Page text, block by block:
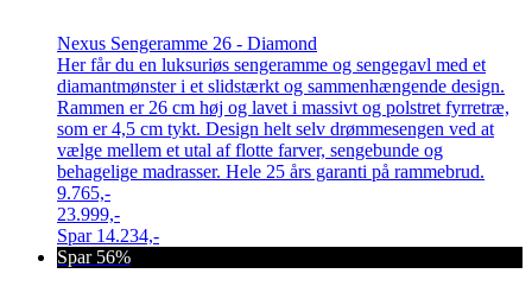
Nexus Sengeramme 26 - Diamond
Her får du en luksuriøs sengeramme og sengegavl med et
diamantmønster i et slidstærkt og sammenhængende design.
Rammen er 26 cm høj og lavet i massivt og polstret fyrretræ,
som er 4,5 cm tykt. Design helt selv drømmesengen ved at
vælge mellem et utal af flotte farver, sengebunde og
behagelige madrasser. Hele 25 års garanti på rammebrud.
9.765,-
23.999,-
Spar 14.234,-
Spar 56%